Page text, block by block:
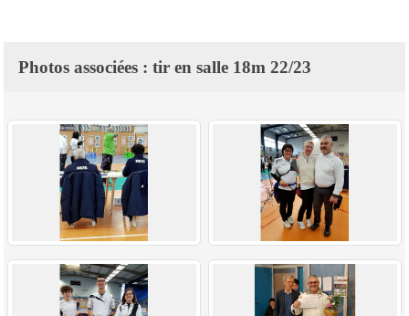
Photos associées : tir en salle 18m 22/23